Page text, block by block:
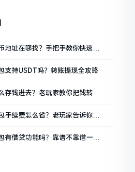
地址在哪找？手把手教你快速查
支持USDT吗？转账提现全攻略
存钱进去？老玩家教你把钱转进
手续费怎么省？老玩家告诉你几
有借贷功能吗？靠谱不靠谱一文